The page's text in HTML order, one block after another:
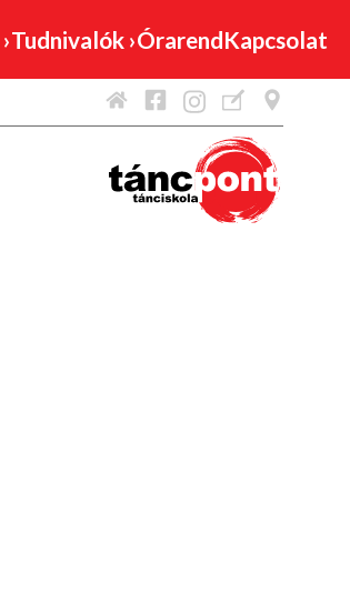
›Tudnivalók ›ÓrarendKapcsolat